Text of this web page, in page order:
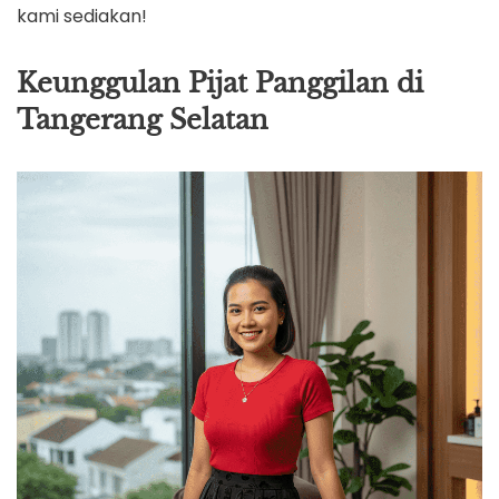
kami sediakan!
Keunggulan Pijat Panggilan di
Tangerang Selatan